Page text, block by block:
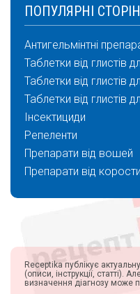
ПОПУЛЯРНІ
Антигельмінтні
Таблетки від глистів
Таблетки від глистів
Таблетки від глистів
Інсектициди
Репеленти
Препарати від вошей
Препарати від корости
Receptika публікує
(описи, інструкції, статті).
визначення діагнозу може